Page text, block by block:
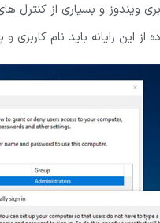
ویندوز و بسیاری از
از این رایانه باید نام کاربری